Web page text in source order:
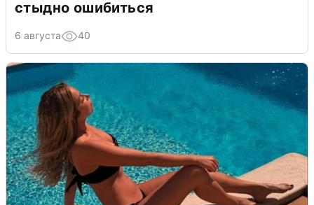
стыдно ошибиться
6 августа 40